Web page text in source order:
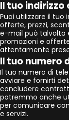
Il tuo indirizzo
Puoi utilizzare il tuo
offerte, prezzi,
e-mail può talvolta
promozioni e
attentamente
Il tuo numero
Il tuo numero di
avviare e fornirti
concludere
potremmo anche
per comunicare
e servizi.